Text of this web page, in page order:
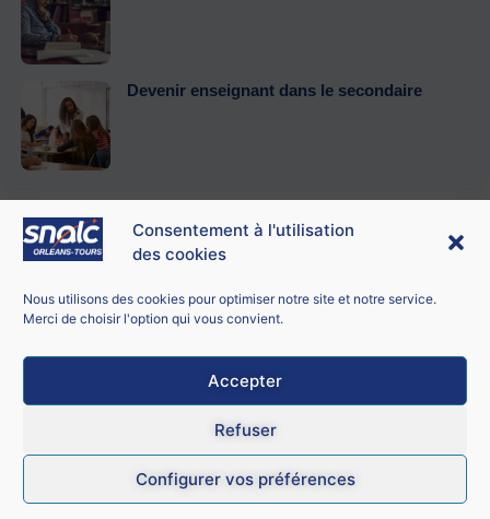
Consentement à l'utilisation
des cookies
Nous utilisons des cookies pour optimiser notre site et notre service.
Merci de choisir l'option qui vous convient.
Accepter
Refuser
Configurer vos préférences
Devenir enseignant dans le secondaire
Contacter le SNALC Orléans-Tours
21 bis rue George Sand
18100 Vierzon
Mentions légales
CGU